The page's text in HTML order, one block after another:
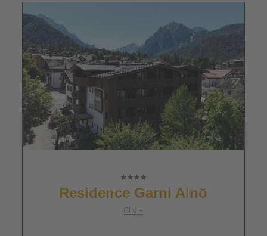
Residence Garni Alnö
CIN +